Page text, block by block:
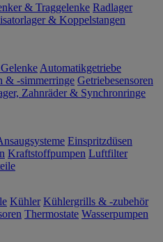
& Traggelenke Radlager
& Koppelstangen
Automatikgetriebe
& -simmerringe Getriebesensoren
Zahnräder & Synchronringe
Einspritzdüsen
Kraftstoffpumpen Luftfilter
Kühler Kühlergrills & -zubehör
Thermostate Wasserpumpen